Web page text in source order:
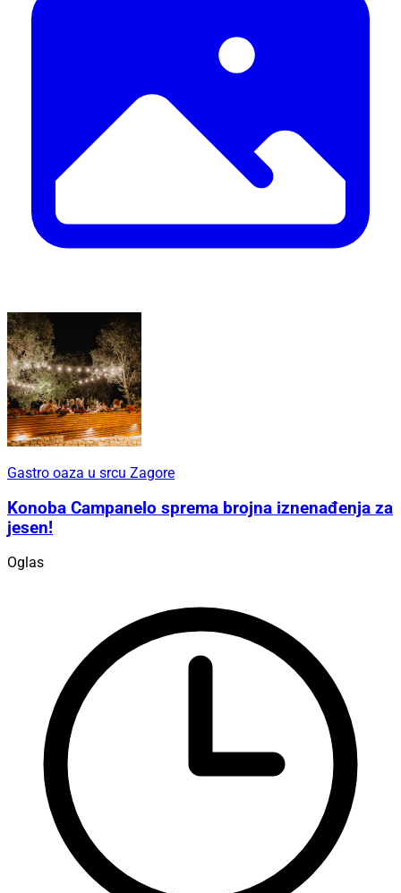
Gastro oaza u srcu Zagore
Konoba Campanelo sprema brojna iznenađenja za
jesen!
Oglas